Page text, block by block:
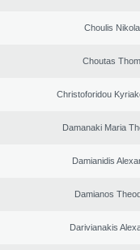
Choulis
Choutas
Christoforidou
Damanaki Maria
Damianidis
Damianos
Darivianakis